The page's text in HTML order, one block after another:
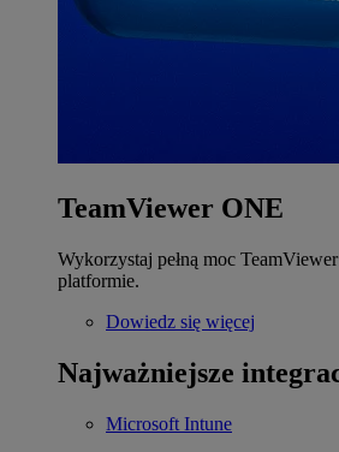
TeamViewer ONE
Wykorzystaj pełną moc
platformie.
Dowiedz się więcej
Najważniejsze
Microsoft Intune